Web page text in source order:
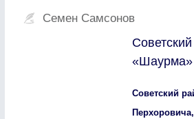
Семен Самсонов
«Шаурма»
Советский